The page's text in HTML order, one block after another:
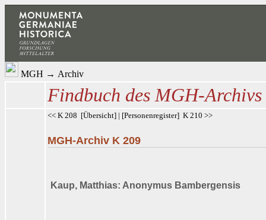
MGH → Archiv
Findbuch des MGH-Archivs
<< K 208 [Übersicht] | [Personenregister] K 210 >>
MGH-Archiv K 209
Kaup, Matthias: Anonymus Bambergensis